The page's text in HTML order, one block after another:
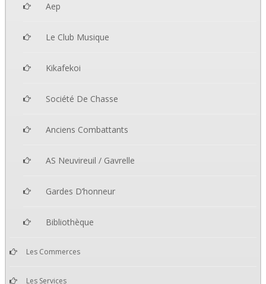
Aep
Le Club Musique
Kikafekoi
Société De Chasse
Anciens Combattants
AS Neuvireuil / Gavrelle
Gardes D’honneur
Bibliothèque
Les Commerces
Les Services